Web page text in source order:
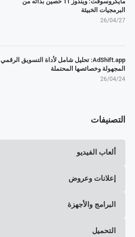
البرمجيات الخبيثة
26/04/27
AdShift.app: تحليل شامل لأداة التسويق الرقمي
المجهولة وخصائصها المحتملة
26/04/24
التصنيفات
ألعاب الفيديو
إعلانات وعروض
البرامج والأجهزة
التحميل